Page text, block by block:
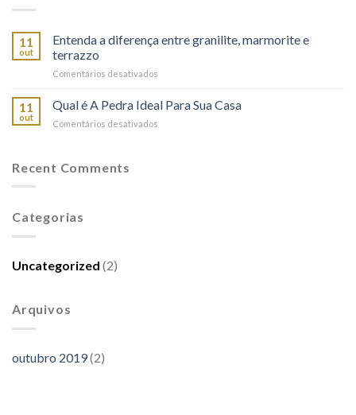
11
out
Entenda a diferença entre granilite, marmorite e
terrazzo
Comentários desativados
a
diferença
11
out
Qual é A Pedra Ideal Para Sua Casa
Comentários desativados
Recent Comments
Categorias
Uncategorized (2)
Arquivos
outubro 2019(2)